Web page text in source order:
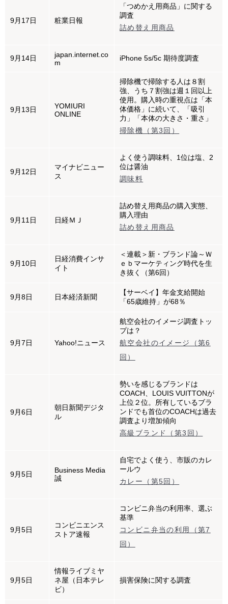
9月17日 粧業日報
「つめかえ用商品」に関する
調査
詰め替え用商品
9月14日
japan.internet.co
m
iPhone 5s/5c 期待度調査
9月13日
YOMIURI
ONLINE
掃除機で掃除する人は８割
強、うち７割強は週１回以上
使用。購入時の重視点は「本
体価格」に続いて、「吸引
力」「本体の大きさ・重さ」
掃除機（第3回）
9月12日
マイナビニュー
ス
よく使う調味料、1位は塩、2
位は醤油
調味料
9月11日 日経ＭＪ
詰め替え用商品の購入実態、
購入理由
詰め替え用商品
9月10日
日経消費インサ
イト
＜連載＞新・ブランド論～Ｗ
ｅｂマーケティング時代を生
き抜く（第6回）
9月8日 日本経済新聞
【サーベイ】年金支給開始
「65歳維持」が68％
9月7日 Yahoo!ニュース
航空会社のイメージ調査トッ
プは？
航空会社のイメージ（第6
回）
9月6日
朝日新聞デジタ
ル
勢いを感じるブランドは
COACH、LOUIS VUITTONが
上位２位。所有しているブラ
ンドでも首位のCOACHは過去
調査より増加傾向
高級ブランド（第3回）
9月5日
Business Media
誠
自宅でよく使う、市販のカレ
ールウ
カレー（第5回）
9月5日
コンビニエンス
ストア速報
コンビニ弁当の利用率、選ぶ
基準
コンビニ弁当の利用（第7
回）
9月5日
情報ライブミヤ
ネ屋（日本テレ
ビ）
損害保険に関する調査